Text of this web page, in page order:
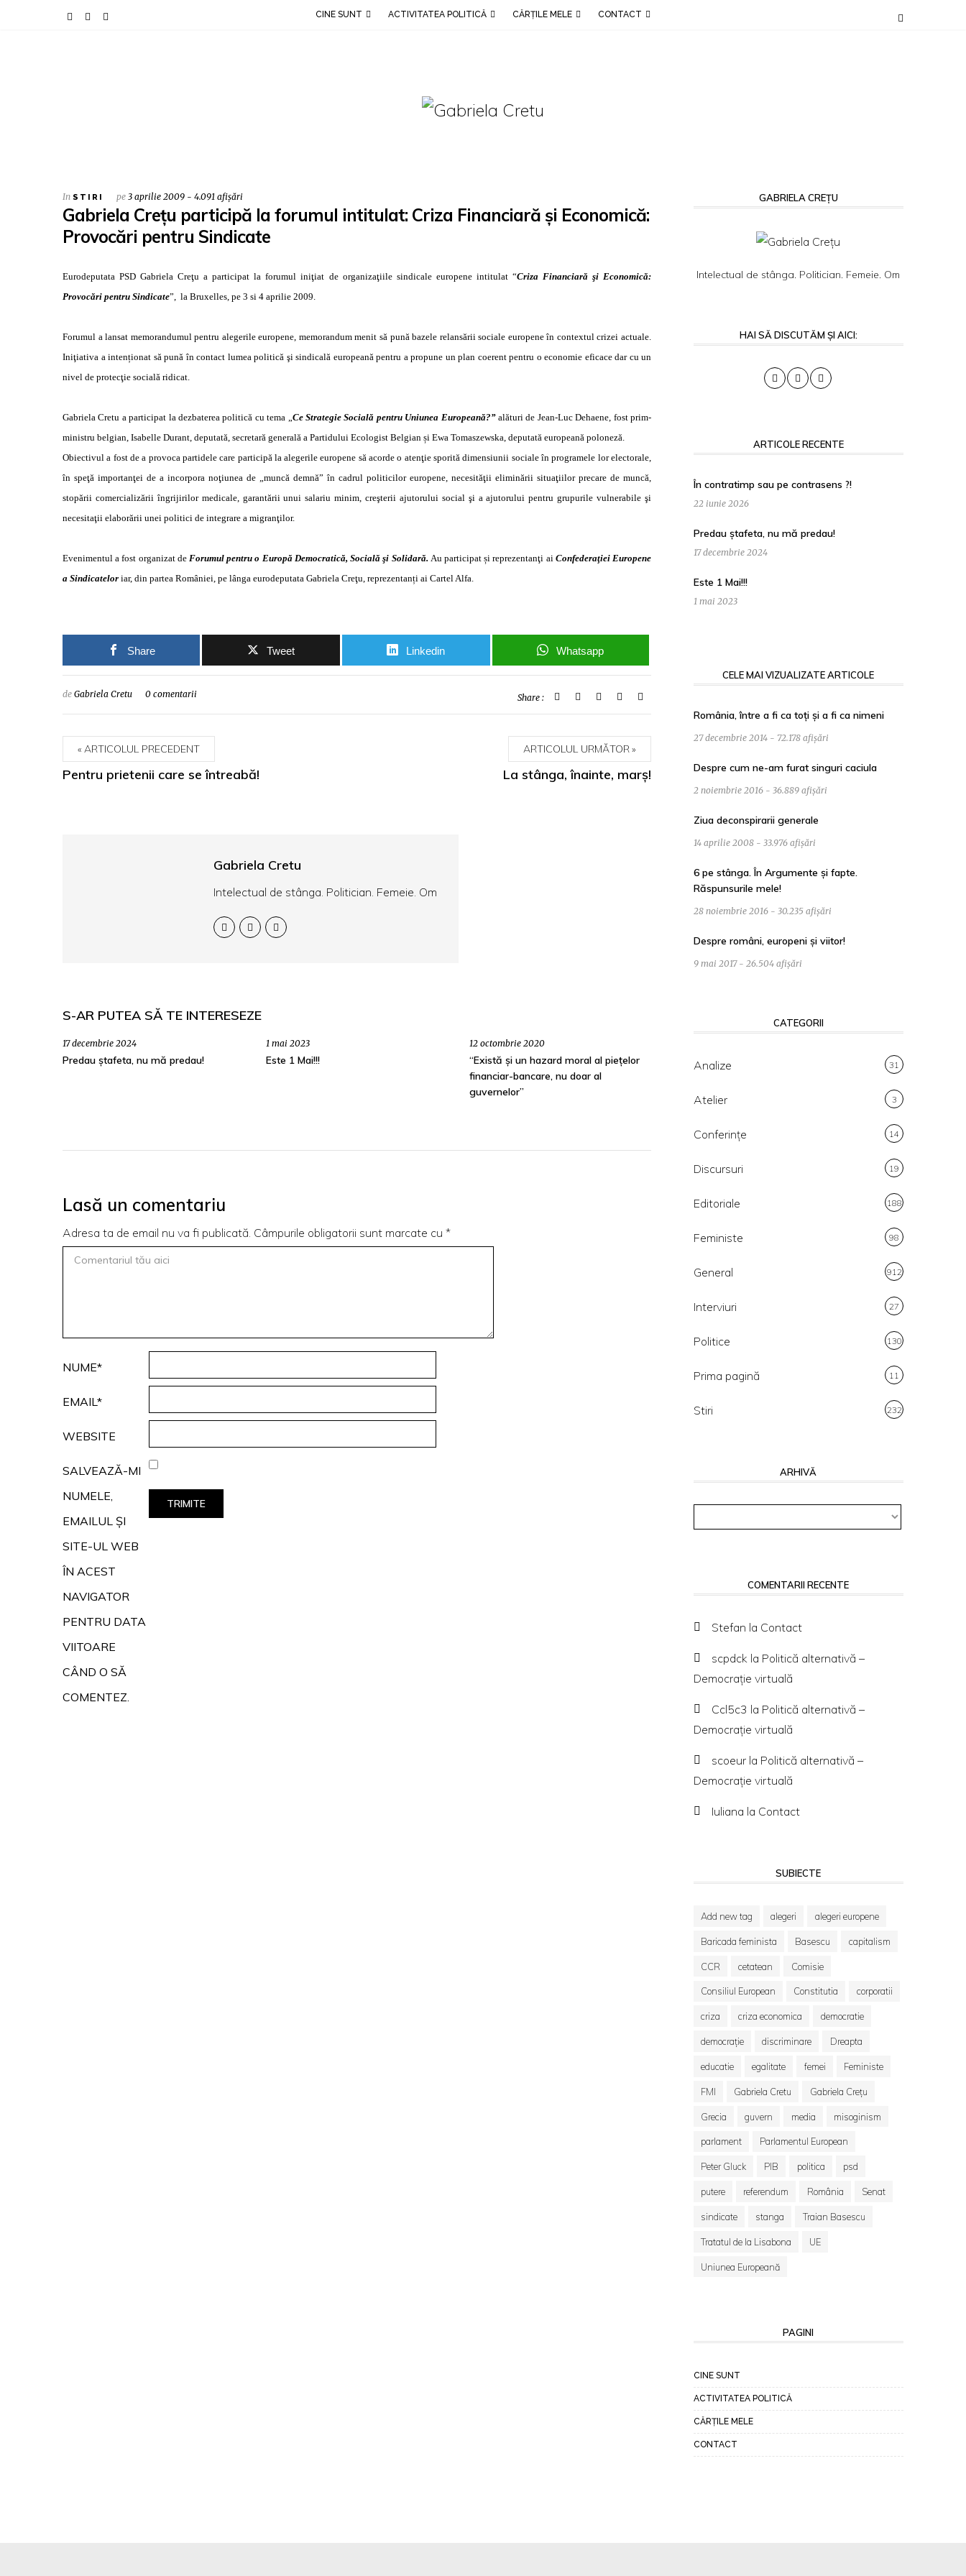
CINE SUNT ACTIVITATEA POLITICĂ CĂRȚILE MELE CONTACT
In STIRI pe 3 aprilie 2009 - 4.091 afișări
Gabriela Creţu participă la forumul intitulat: Criza Financiară şi Economică:
Provocări pentru Sindicate
Eurodeputata PSD Gabriela Creţu a participat la forumul iniţiat de organizaţiile sindicale europene intitulat “Criza Financiară şi Economică:
Provocări pentru Sindicate”, la Bruxelles, pe 3 si 4 aprilie 2009.
Forumul a lansat memorandumul pentru alegerile europene, memorandum menit să pună bazele relansării sociale europene în contextul crizei actuale.
Iniţiativa a intenționat să pună în contact lumea politică şi sindicală europeană pentru a propune un plan coerent pentru o economie eficace dar cu un
nivel de protecţie socială ridicat.
Gabriela Cretu a participat la dezbaterea politică cu tema „ Ce Strategie Socială pentru Uniunea Europeană?”alături de Jean-Luc Dehaene, fost prim-
ministru belgian, Isabelle Durant, deputată, secretară generală a Partidului Ecologist Belgian și Ewa Tomaszewska, deputată europeană poloneză.
Obiectivul a fost de a provoca partidele care participă la alegerile europene să acorde o atenţie sporită dimensiunii sociale în programele lor electorale,
în speţă importanţei de a incorpora noţiunea de „muncă demnă” în cadrul politicilor europene, necesităţii eliminării situaţiilor precare de muncă,
stopării comercializării îngrijirilor medicale, garantării unui salariu minim, creşterii ajutorului social şi a ajutorului pentru grupurile vulnerabile şi
necesitaţii elaborării unei politici de integrare a migranţilor.
Evenimentul a fost organizat de Forumul pentru o Europă Democratică, Socială şi Solidară. Au participat și reprezentanţi ai Confederaţiei Europene
a Sindicatelor iar, din partea României, pe lânga eurodeputata Gabriela Creţu, reprezentanți ai Cartel Alfa.
Share Tweet Linkedin Whatsapp
de Gabriela Cretu 0 comentarii Share :
ARTICOLUL PRECEDENT
Pentru prietenii care se întreabă!
ARTICOLUL URMĂTOR
La stânga, înainte, marș!
Gabriela Cretu
Intelectual de stânga. Politician. Femeie. Om
S-AR PUTEA SĂ TE INTERESEZE
17 decembrie 2024
Predau ștafeta, nu mă predau!
1 mai 2023
Este 1 Mai!!!
12 octombrie 2020
“Există și un hazard moral al piețelor
financiar-bancare, nu doar al
guvernelor”
Lasă un comentariu
Adresa ta de email nu va fi publicată. Câmpurile obligatorii sunt marcate cu *
NUME*
EMAIL*
WEBSITE
SALVEAZĂ-MI
NUMELE,
EMAILUL ȘI
SITE-UL WEB
ÎN ACEST
NAVIGATOR
PENTRU DATA
VIITOARE
CÂND O SĂ
COMENTEZ.
GABRIELA CREȚU
Intelectual de stânga. Politician. Femeie. Om
HAI SĂ DISCUTĂM ȘI AICI:
ARTICOLE RECENTE
În contratimp sau pe contrasens ?!
22 iunie 2026
Predau ștafeta, nu mă predau!
17 decembrie 2024
Este 1 Mai!!!
1 mai 2023
CELE MAI VIZUALIZATE ARTICOLE
România, între a fi ca toți și a fi ca nimeni
27 decembrie 2014 - 72.178 afișări
Despre cum ne-am furat singuri caciula
2 noiembrie 2016 - 36.889 afișări
Ziua deconspirarii generale
14 aprilie 2008 - 33.976 afișări
6 pe stânga. În Argumente și fapte.
Răspunsurile mele!
28 noiembrie 2016 - 30.235 afișări
Despre români, europeni și viitor!
9 mai 2017 - 26.504 afișări
CATEGORII
Analize 31
Atelier 3
Conferințe 14
Discursuri 19
Editoriale 188
Feministe 98
General 912
Interviuri 27
Politice 130
Prima pagină 11
Stiri 232
ARHIVĂ
Arhivă
COMENTARII RECENTE
Stefan la Contact
scpdck la Politică alternativă –
Democraţie virtuală
Ccl5c3 la Politică alternativă –
Democraţie virtuală
scoeurla Politică alternativă –
Democraţie virtuală
Iuliana la Contact
SUBIECTE
Add new tag alegeri alegeri europene
Baricada feminista Basescu capitalism
CCR cetatean Comisie
Consiliul European Constitutia corporatii
criza criza economica democratie
democrație discriminare Dreapta
educatie egalitate femei Feministe
FMI Gabriela Cretu Gabriela Crețu
Grecia guvern media misoginism
parlament Parlamentul European
Peter Gluck PIB politica psd
putere referendum România Senat
sindicate stanga Traian Basescu
Tratatul de la Lisabona UE
Uniunea Europeană
PAGINI
CINE SUNT
ACTIVITATEA POLITICĂ
CĂRȚILE MELE
CONTACT